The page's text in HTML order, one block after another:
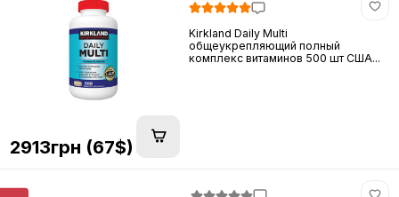
Kirkland Daily Multi
общеукрепляющий полный
комплекс витаминов 500 шт США...
2913грн (67$)